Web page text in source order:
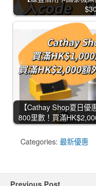
【Cathay Shop夏日
800里數！買滿
Categories: 最新優惠
Previous Post